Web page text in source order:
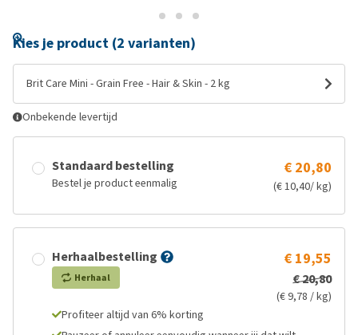
Kies je product (2 varianten)
Brit Care Mini - Grain Free - Hair & Skin - 2 kg
Onbekende levertijd
Standaard bestelling
Bestel je product eenmalig
€ 20,80
(€ 10,40/ kg)
Herhaalbestelling
Herhaal
€ 19,55
€ 20,80
(€ 9,78 / kg)
Profiteer altijd van 6% korting